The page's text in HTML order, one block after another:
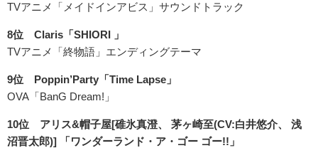
TVアニメ「メイドインアビス」サウンドトラック
8位 Claris「SHIORI 」
TVアニメ「終物語」エンディングテーマ
9位 Poppin’Party「Time Lapse」
OVA「BanG Dream!」
10位 アリス&帽子屋[碓氷真澄、 茅ヶ崎至(CV:白井悠介、 浅
沼晋太郎)] 「ワンダーランド・ア・ゴー ゴー!!」